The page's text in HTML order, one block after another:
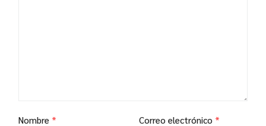
Nombre * Correo electrónico *